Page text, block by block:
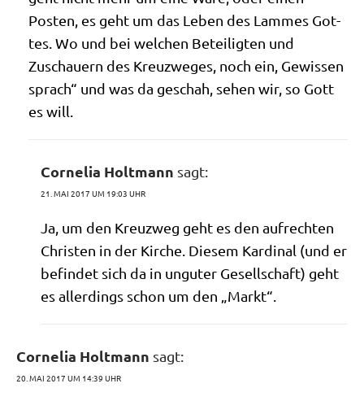
Posten, es geht um das Leben des Lam­mes Got­
tes. Wo und bei wel­chen Betei­lig­ten und
Zuschau­ern des Kreuz­we­ges, noch ein, Gewis­sen
sprach“ und was da geschah, sehen wir, so Gott
es will.
Cornelia Holtmann sagt:
21. MAI 2017 UM 19:03 UHR
Ja, um den Kreuz­weg geht es den auf­rech­ten
Chri­sten in der Kir­che. Die­sem Kar­di­nal (und er
befin­det sich da in ungu­ter Gesell­schaft) geht
es aller­dings schon um den „Markt“.
Cornelia Holtmann sagt:
20. MAI 2017 UM 14:39 UHR